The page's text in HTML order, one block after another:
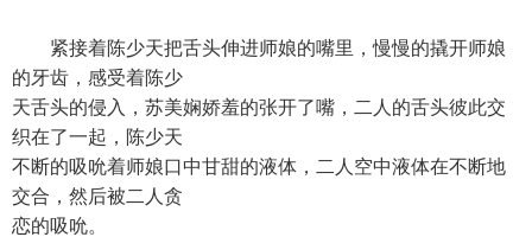
紧接着陈少天把舌头伸进师娘的嘴里，慢慢的撬开师娘
的牙齿，感受着陈少
天舌头的侵入，苏美娴娇羞的张开了嘴，二人的舌头彼此交
织在了一起，陈少天
不断的吸吮着师娘口中甘甜的液体，二人空中液体在不断地
交合，然后被二人贪
恋的吸吮。